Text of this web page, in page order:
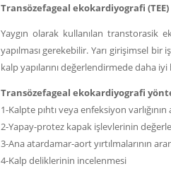
Transözefageal ekokardiyografi (TEE)
Yaygın olarak kullanılan transtorasik
yapılması gerekebilir. Yarı girişimsel
kalp yapılarını değerlendirmede daha
Transözefageal ekokardiyografi
1-Kalpte pıhtı veya enfeksiyon varlığının
2-Yapay-protez kapak işlevlerinin
3-Ana atardamar-aort yırtılmalarının
4-Kalp deliklerinin incelenmesi